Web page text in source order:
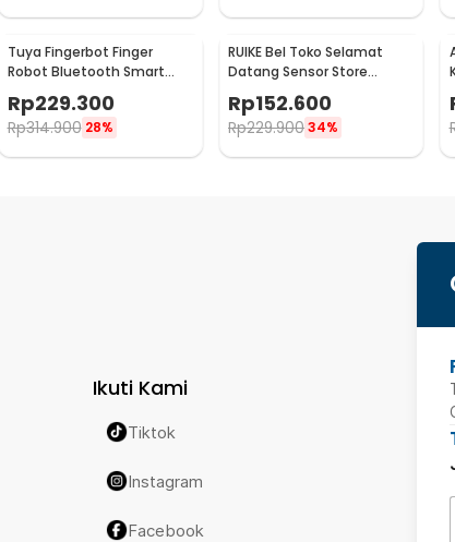
Tuya Fingerbot Finger
Robot Bluetooth Smart
Home Voice Control - N-1
Rp229.300
Rp314.900 28%
RUIKE Bel Toko Selamat
Datang Sensor Store
Welcome Wireless Infrared
- M7-P827
Rp152.600
Rp229.90034%
Ikuti Kami
Tiktok
Instagram
Facebook